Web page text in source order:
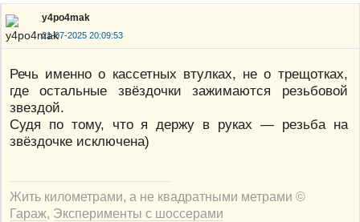
y4po4mak
21-07-2025 20:09:53
Речь именно о кассетных втулках, не о трещотках,
где остальные звёздочки зажимаются резьбовой
звездой.
Судя по тому, что я держу в руках — резьба на
звёздочке исключена)
Жить километрами, а не квадратными метрами ©
Гараж, Эксперименты с шоссерами